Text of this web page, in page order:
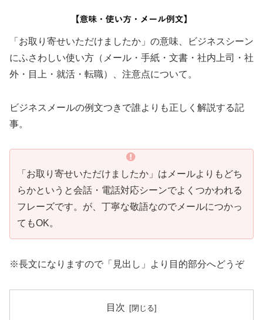
「お取り寄せいただけましたか」の意味、ビジネスシーン
にふさわしい使い方（メール・手紙・文書・社内上司・社
外・目上・就活・転職）、注意点について。
ビジネスメールの例文つきで誰よりも正しく解説する記
事。
「お取り寄せいただけましたか」はメールよりもどち
らかというと会話・電話対応シーンでよくつかわれる
フレーズです。が、丁寧な敬語なのでメールにつかっ
てもOK。
※長文になりますので「見出し」より目的部分へどうぞ
目次